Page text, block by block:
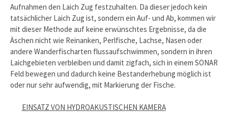
Aufnahmen den Laich Zug festzuhalten. Da dieser jedoch kein
tatsächlicher Laich Zug ist, sondern ein Auf- und Ab, kommen wir
mit dieser Methode auf keine erwünschtes Ergebnisse, da die
Äschen nicht wie Reinanken, Perlfische, Lachse, Nasen oder
andere Wanderfischarten flussaufschwimmen, sondern in ihren
Laichgebieten verbleiben und damit zigfach, sich in einem SONAR
Feld bewegen und dadurch keine Bestanderhebung möglich ist
oder nur sehr aufwendig, mit Markierung der Fische.
EINSATZ VON HYDROAKUSTISCHEN KAMERA